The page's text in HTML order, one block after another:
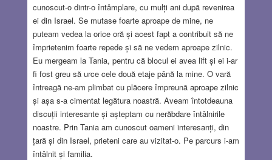
cunoscut-o dintr-o întâmplare, cu mulți ani după revenirea
ei din Israel. Se mutase foarte aproape de mine, ne
puteam vedea la orice oră și acest fapt a contribuit să ne
împrietenim foarte repede și să ne vedem aproape zilnic.
Eu mergeam la Tania, pentru că blocul ei avea lift și ei i-ar
fi fost greu să urce cele două etaje până la mine. O vară
întreagă ne-am plimbat cu plăcere împreună aproape zilnic
și așa s-a cimentat legătura noastră. Aveam întotdeauna
discuții interesante și așteptam cu nerăbdare întâlnirile
noastre. Prin Tania am cunoscut oameni interesanți, din
țară și din Israel, prieteni care au vizitat-o. Pe parcurs i-am
întâlnit și familia.